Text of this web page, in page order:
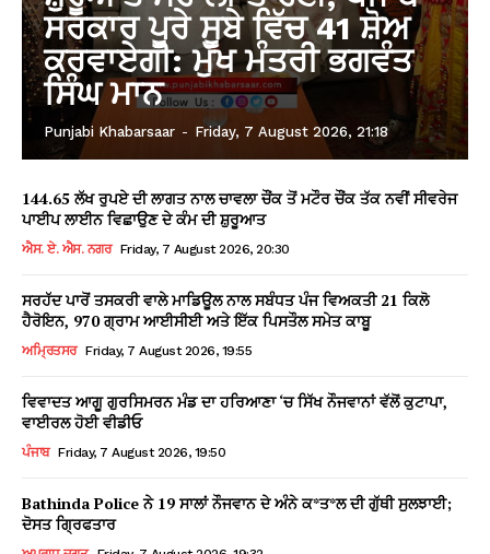
ਸਰਕਾਰ ਪੂਰੇ ਸੂਬੇ ਵਿੱਚ 41 ਸ਼ੋਅ
ਕਰਵਾਏਗੀ: ਮੁੱਖ ਮੰਤਰੀ ਭਗਵੰਤ
ਸਿੰਘ ਮਾਨ
Punjabi Khabarsaar - Friday, 7 August 2026, 21:18
144.65 ਲੱਖ ਰੁਪਏ ਦੀ ਲਾਗਤ ਨਾਲ ਚਾਵਲਾ ਚੌਂਕ ਤੋਂ ਮਟੌਰ ਚੌਂਕ ਤੱਕ ਨਵੀਂ ਸੀਵਰੇਜ
ਪਾਈਪ ਲਾਈਨ ਵਿਛਾਉਣ ਦੇ ਕੰਮ ਦੀ ਸ਼ੁਰੂਆਤ
ਐਸ. ਏ. ਐਸ. ਨਗਰ Friday, 7 August 2026, 20:30
ਸਰਹੱਦ ਪਾਰੋਂ ਤਸਕਰੀ ਵਾਲੇ ਮਾਡਿਊਲ ਨਾਲ ਸਬੰਧਤ ਪੰਜ ਵਿਅਕਤੀ 21 ਕਿਲੋ
ਹੈਰੋਇਨ, 970 ਗ੍ਰਾਮ ਆਈਸੀਈ ਅਤੇ ਇੱਕ ਪਿਸਤੌਲ ਸਮੇਤ ਕਾਬੂ
ਅਮ੍ਰਿਤਸਰ Friday, 7 August 2026, 19:55
ਵਿਵਾਦਤ ਆਗੂ ਗੁਰਸਿਮਰਨ ਮੰਡ ਦਾ ਹਰਿਆਣਾ ‘ਚ ਸਿੱਖ ਨੌਜਵਾਨਾਂ ਵੱਲੋਂ ਕੁਟਾਪਾ,
ਵਾਈਰਲ ਹੋਈ ਵੀਡੀਓ
ਪੰਜਾਬ Friday, 7 August 2026, 19:50
Bathinda Police ਨੇ 19 ਸਾਲਾਂ ਨੌਜਵਾਨ ਦੇ ਅੰਨੇ ਕ*ਤ*ਲ ਦੀ ਗੁੱਥੀ ਸੁਲਝਾਈ;
ਦੋਸਤ ਗ੍ਰਿਫਤਾਰ